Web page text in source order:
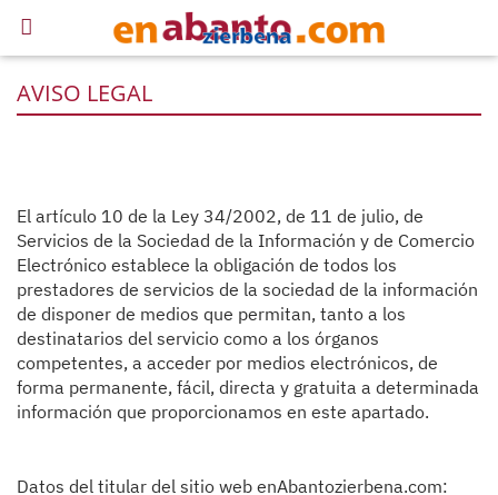
AVISO LEGAL
El artículo 10 de la Ley 34/2002, de 11 de julio, de
Servicios de la Sociedad de la Información y de Comercio
Electrónico establece la obligación de todos los
prestadores de servicios de la sociedad de la información
de disponer de medios que permitan, tanto a los
destinatarios del servicio como a los órganos
competentes, a acceder por medios electrónicos, de
forma permanente, fácil, directa y gratuita a determinada
información que proporcionamos en este apartado.
Datos del titular del sitio web enAbantozierbena.com: